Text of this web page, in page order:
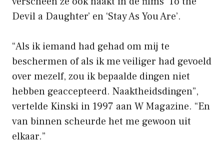
Devil a Daughter’ en ‘Stay As You Are’.
“Als ik iemand had gehad om mij te
beschermen of als ik me veiliger had gevoeld
over mezelf, zou ik bepaalde dingen niet
hebben geaccepteerd. Naaktheidsdingen”,
vertelde Kinski in 1997 aan W Magazine. “En
van binnen scheurde het me gewoon uit
elkaar.”